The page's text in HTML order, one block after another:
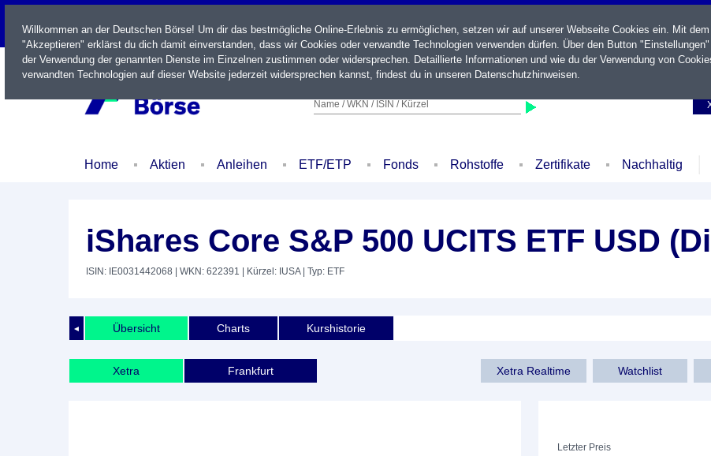
LIVE
Name / WKN / ISIN / Kürzel
Home Aktien Anleihen ETF/ETP Fonds Rohstoffe Zertifikate Nachhaltig
iShares Core S&P 500 UCITS ETF USD
ISIN: IE0031442068 | WKN: 622391 | Kürzel: IUSA| Typ: ETF
◄ Übersicht Charts Kurshistorie
Xetra Frankfurt Xetra Realtime Watchlist
Letzter Preis
Willkommen an der Deutschen Börse! Um dir das bestmögliche Online-Erlebnis zu ermöglichen, setzen wir auf unserer Webseite Cookies ein. Mit
"Akzeptieren" erklärst du dich damit einverstanden, dass wir Cookies oder verwandte Technologien verwenden dürfen. Über den Button
der Verwendung der genannten Dienste im Einzelnen zustimmen oder widersprechen. Detaillierte Informationen und wie du der Verwendung von
verwandten Technologien auf dieser Website jederzeit widersprechen kannst, findest du in unseren Datenschutzhinweisen.